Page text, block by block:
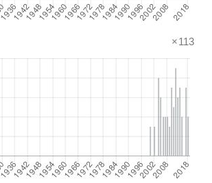
×113